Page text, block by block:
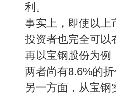
利。
事实上，即使以上
投资者也完全可以
再以宝钢股份为例
两者尚有8.6%的
另一方面，从宝